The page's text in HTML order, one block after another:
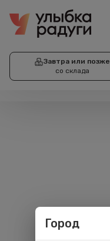
Завтра или позже
со склада
Город